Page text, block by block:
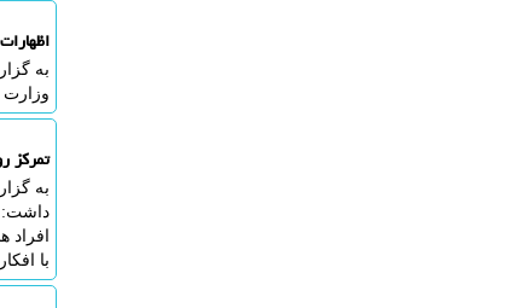
به
وزارت
تمرکز
به
داشت:
با